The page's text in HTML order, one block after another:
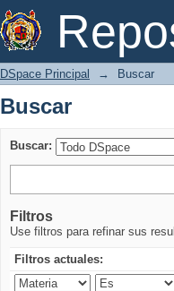
Buscar
DSpace Principal → Buscar
Buscar
Buscar:
Filtros
Use filtros para refinar sus
Filtros actuales: